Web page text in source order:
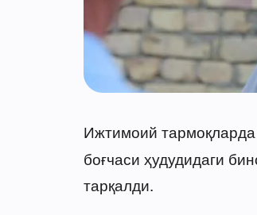
Ижтимоий
боғчаси ҳудудидаги
тарқалди.